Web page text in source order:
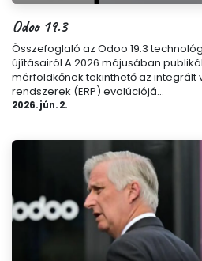
Odoo 19.3
Összefoglaló az Odoo 19.3
újításairól A 2026 májusában
mérföldkőnek tekinthető az integrált
rendszerek (ERP) evolúciójá...
2026. jún. 2.